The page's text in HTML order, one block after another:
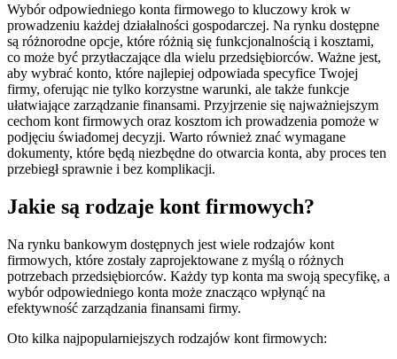
Wybór odpowiedniego konta firmowego to kluczowy krok w
prowadzeniu każdej działalności gospodarczej. Na rynku dostępne
są różnorodne opcje, które różnią się funkcjonalnością i kosztami,
co może być przytłaczające dla wielu przedsiębiorców. Ważne jest,
aby wybrać konto, które najlepiej odpowiada specyfice Twojej
firmy, oferując nie tylko korzystne warunki, ale także funkcje
ułatwiające zarządzanie finansami. Przyjrzenie się najważniejszym
cechom kont firmowych oraz kosztom ich prowadzenia pomoże w
podjęciu świadomej decyzji. Warto również znać wymagane
dokumenty, które będą niezbędne do otwarcia konta, aby proces ten
przebiegł sprawnie i bez komplikacji.
Jakie są rodzaje kont firmowych?
Na rynku bankowym dostępnych jest wiele rodzajów kont
firmowych, które zostały zaprojektowane z myślą o różnych
potrzebach przedsiębiorców. Każdy typ konta ma swoją specyfikę, a
wybór odpowiedniego konta może znacząco wpłynąć na
efektywność zarządzania finansami firmy.
Oto kilka najpopularniejszych rodzajów kont firmowych: